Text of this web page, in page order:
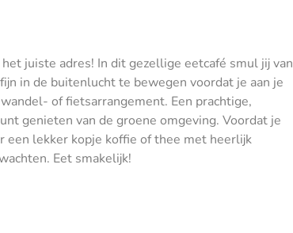
juiste adres! In dit gezellige eetcafé smul jij van
in de buitenlucht te bewegen voordat je aan je
of fietsarrangement. Een prachtige,
genieten van de groene omgeving. Voordat je
een lekker kopje koffie of thee met heerlijk
Eet smakelijk!